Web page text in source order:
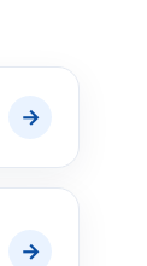
→
→